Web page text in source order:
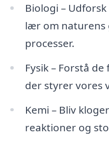
Biologi –
lær om
processer.
Fysik – Forstå
der styrer vores
Kemi – Bliv
reaktioner og